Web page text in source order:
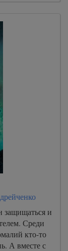
защищаться и
Среди
кто-то
А вместе с